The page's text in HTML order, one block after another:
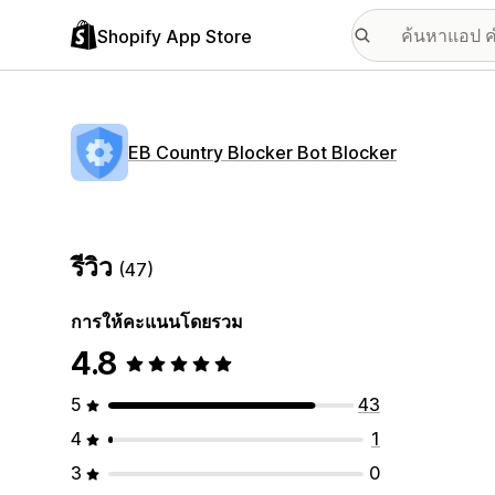
Shopify App Store
EB Country Blocker Bot Blocker
รีวิว (47)
การให้คะแนนโดยรวม
4.8
5
43
4
1
3
0